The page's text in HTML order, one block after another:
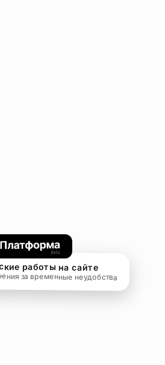
работы на сайте
за временные неудобства